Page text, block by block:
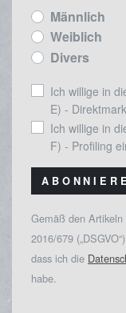
Männlich
Weiblich
Divers
Ich willige in
E) -
Ich willige in
F) - Profiling
Gemäß den Artikeln
2016/679
dass ich die
habe.